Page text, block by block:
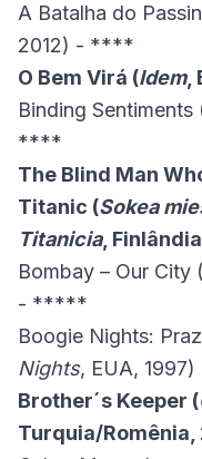
A Batalha do
2012) - ****
O Bem Virá (Idem,
Binding Sentiments
****
The Blind Man
Titanic (Sokea
Titanicia,
Bombay – Our City (
- *****
Boogie Nights:
Nights, EUA,
Brother´s Keeper (
Turquia/